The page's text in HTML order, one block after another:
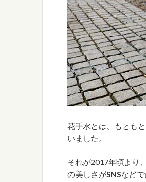
花手水とは、もとも
いました。
それが2017年頃より
の美しさがSNSなどで